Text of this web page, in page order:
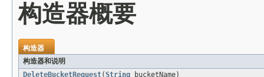
构造器概要
构造器
构造器和说明
DeleteBucketRequest(String bucketName)